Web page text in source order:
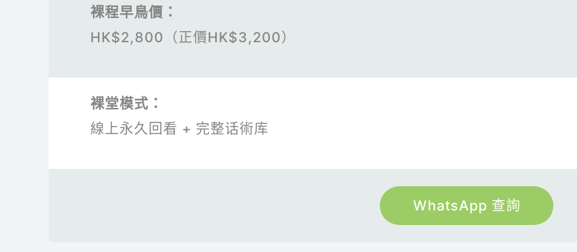
裸程早鳥價：
HK$2,800（正價HK$3,200）
裸堂模式：
線上永久回看 + 完整话術库
WhatsApp 查詢